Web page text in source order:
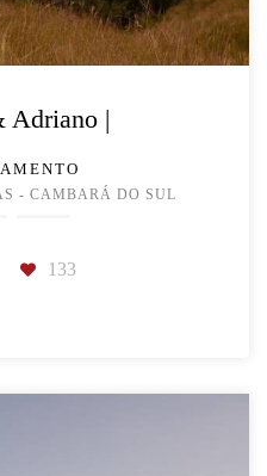
Adriano |
- CAMBARÁ DO SUL
133